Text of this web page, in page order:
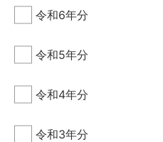
令和6年分
令和5年分
令和4年分
令和3年分